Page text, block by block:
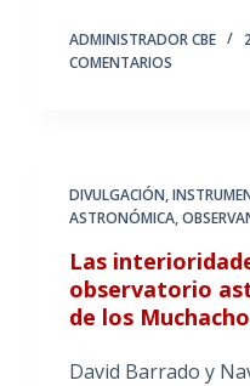
ADMINISTRADOR CBE
COMENTARIOS
DIVULGACIÓN,
ASTRONÓMICA,
Las
observatorio
de los
David Barrado y